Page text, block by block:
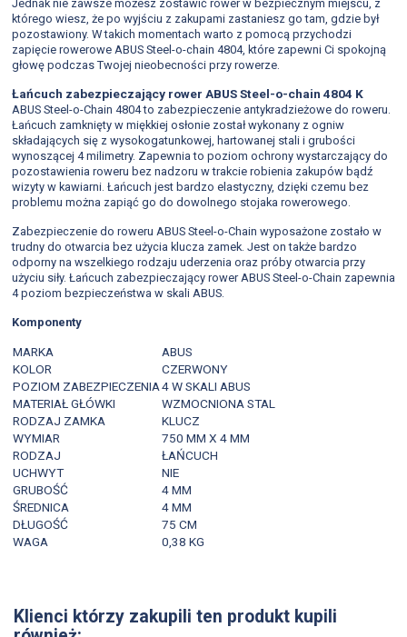
Jednak nie zawsze możesz zostawić rower w bezpiecznym miejscu, z
którego wiesz, że po wyjściu z zakupami zastaniesz go tam, gdzie był
pozostawiony. W takich momentach warto z pomocą przychodzi
zapięcie rowerowe ABUS Steel-o-chain 4804, które zapewni Ci spokojną
głowę podczas Twojej nieobecności przy rowerze.
Łańcuch zabezpieczający rower ABUS Steel-o-chain 4804 K
ABUS Steel-o-Chain 4804 to zabezpieczenie antykradzieżowe do roweru.
Łańcuch zamknięty w miękkiej osłonie został wykonany z ogniw
składających się z wysokogatunkowej, hartowanej stali i grubości
wynoszącej 4 milimetry. Zapewnia to poziom ochrony wystarczający do
pozostawienia roweru bez nadzoru w trakcie robienia zakupów bądź
wizyty w kawiarni. Łańcuch jest bardzo elastyczny, dzięki czemu bez
problemu można zapiąć go do dowolnego stojaka rowerowego.
Zabezpieczenie do roweru ABUS Steel-o-Chain wyposażone zostało w
trudny do otwarcia bez użycia klucza zamek. Jest on także bardzo
odporny na wszelkiego rodzaju uderzenia oraz próby otwarcia przy
użyciu siły. Łańcuch zabezpieczający rower ABUS Steel-o-Chain zapewnia
4 poziom bezpieczeństwa w skali ABUS.
Komponenty
MARKA
ABUS
KOLOR
CZERWONY
POZIOM ZABEZPIECZENIA4 W SKALI ABUS
MATERIAŁ GŁÓWKI
WZMOCNIONA STAL
RODZAJ ZAMKA
KLUCZ
WYMIAR
750 MM X 4 MM
RODZAJ
ŁAŃCUCH
UCHWYT
NIE
GRUBOŚĆ
4 MM
ŚREDNICA
4 MM
DŁUGOŚĆ
75 CM
WAGA
0,38 KG
Klienci którzy zakupili ten produkt kupili